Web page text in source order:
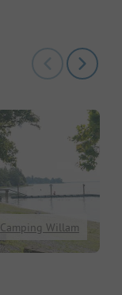
Camping Willam